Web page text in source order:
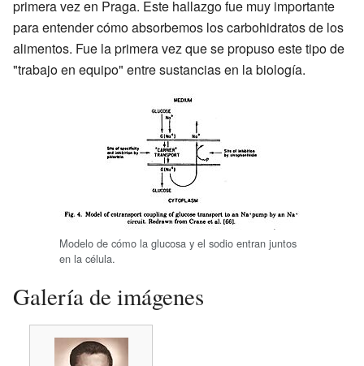
primera vez en Praga. Este hallazgo fue muy importante
para entender cómo absorbemos los carbohidratos de los
alimentos. Fue la primera vez que se propuso este tipo de
"trabajo en equipo" entre sustancias en la biología.
Modelo de cómo la glucosa y el sodio entran juntos
en la célula.
Galería de imágenes